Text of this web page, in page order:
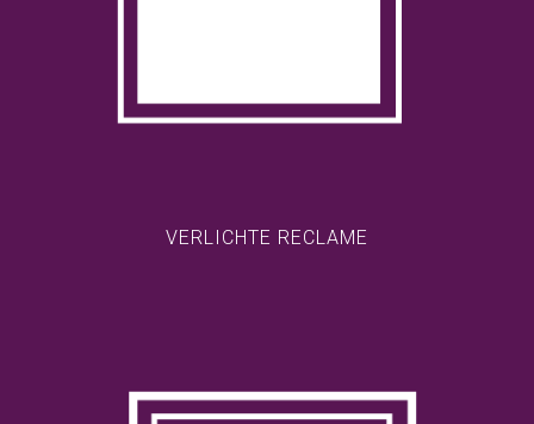
VERLICHTE RECLAME